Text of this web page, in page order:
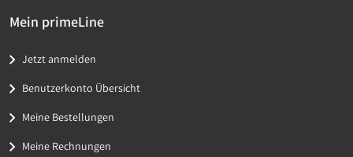
Mein primeLine
Jetzt anmelden
Benutzerkonto Übersicht
Meine Bestellungen
Meine Rechnungen